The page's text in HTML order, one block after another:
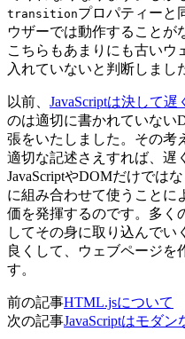
transitionプロパティーと
ウザーでは動作することが
こちらもあまりにも古いウ
入れていないと判断しまし
以前、 JavaScriptは決して遅
のは適切に書かれていない
張をいたしました。その考
適切な記述さえすれば、遅
JavaScriptやDOMだけでは
に組み合わせて使うことに
価を発揮するのです。多く
してその身に取り込んでい
良くして、ウェブページを
す。
前の記事HTML.jsについて
次の記事JavaScriptはモダ